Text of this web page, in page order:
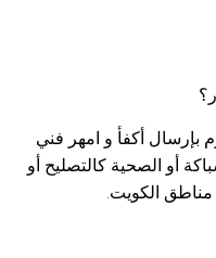
بإرسال أكفأ و امهر فني
أو الصحية كالتصليح أو
الكويت.